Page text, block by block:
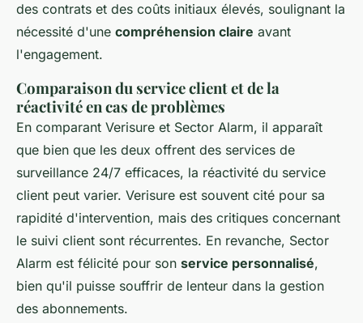
des contrats et des coûts initiaux élevés, soulignant la
nécessité d'une compréhension claire avant
l'engagement.
Comparaison du service client et de la
réactivité en cas de problèmes
En comparant Verisure et Sector Alarm, il apparaît
que bien que les deux offrent des services de
surveillance 24/7 efficaces, la réactivité du service
client peut varier. Verisure est souvent cité pour sa
rapidité d'intervention, mais des critiques concernant
le suivi client sont récurrentes. En revanche, Sector
Alarm est félicité pour son service personnalisé,
bien qu'il puisse souffrir de lenteur dans la gestion
des abonnements.